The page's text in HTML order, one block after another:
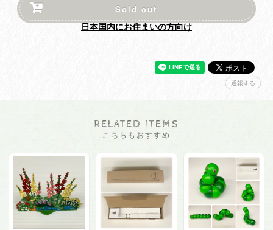
Sold out
日本国内にお住まいの方向け
通報する
RELATED ITEMS
こちらもおすすめ